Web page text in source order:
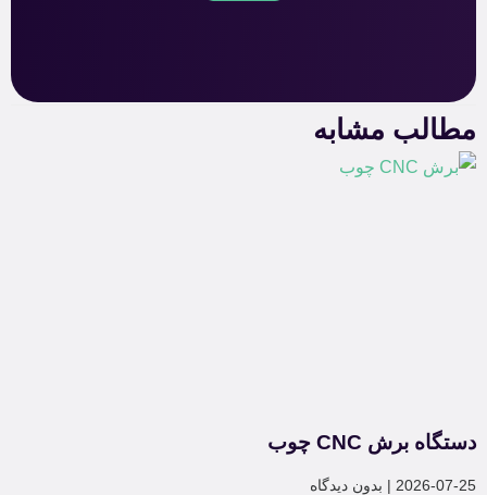
مطالب مشابه
دستگاه برش CNC چوب
2026-07-25
بدون دیدگاه